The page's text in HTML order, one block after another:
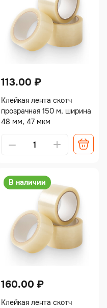
113.00 ₽
Клейкая лента скотч
прозрачная 150 м, ширина
48 мм, 47 мкм
В наличии
160.00 ₽
Клейкая лента скотч